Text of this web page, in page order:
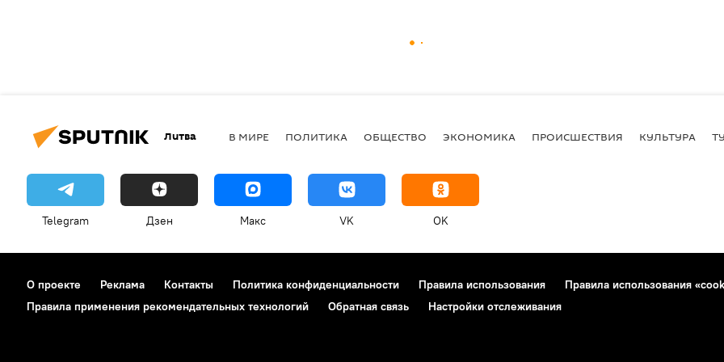
Литва В МИРЕ ПОЛИТИКА ОБЩЕСТВО ЭКОНОМИКА ПРОИСШЕСТВИЯ КУЛЬТУРА
Telegram Дзен Макс VK OK
О проекте Реклама Контакты Политика конфиденциальности Правила использования
Правила использования
Правила применения рекомендательных технологий
Обратная связь Настройки отслеживания